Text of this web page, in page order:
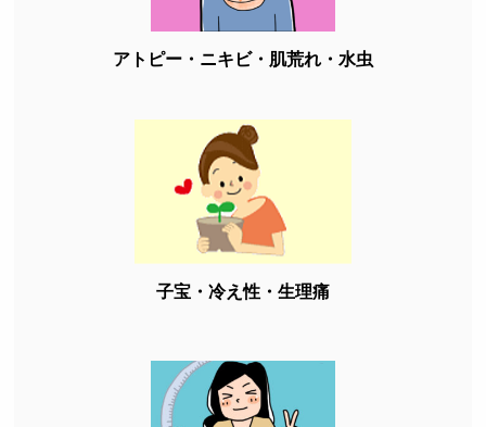
アトピー・ニキビ・肌荒れ・水虫
子宝・冷え性・生理痛